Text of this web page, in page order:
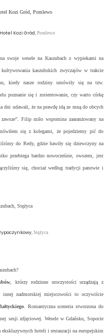
Hotel Kozi Gród, Pomlewo
swoje wesele na Kaszubach z wypiekami na
kultywowania kaszubskich zwyczajów w trakcie
kiedy nasze rodziny umówiły się na tzw.
poznanie się i zorientowanie, czy warto córkę
dni udawali, że na prawdę idą ze mną do obcych
Filip miło wspomina zaaranżowany na
się z kolegami, że pojedziemy pić do
do Redy, gdzie bawiły się dziewczyny na
przebiega bardzo nowocześnie, owszem, jest
się, chociaż według tradycji panowie i
, Stężyca
, którzy rodzinne uroczystości urządzają z
nadmorskiej miejscowości to oczywiście
. Romantyczna sceneria stworzona do
sesji zdjęciowej. Wesele w Gdańsku, Sopocie
hoteli i restauracji na europejskim